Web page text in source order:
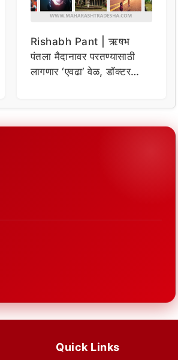
Rishabh Pant | ऋषभ
पंतला मैदानावर परतण्यासाठी
लागणार ‘एवढा’ वेळ, डॉक्टर
Quick Links